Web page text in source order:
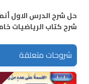
حل شرح الدرس الاول
شرح كتاب الرياضيات خامس درس 4-1
شروحات متعلقة